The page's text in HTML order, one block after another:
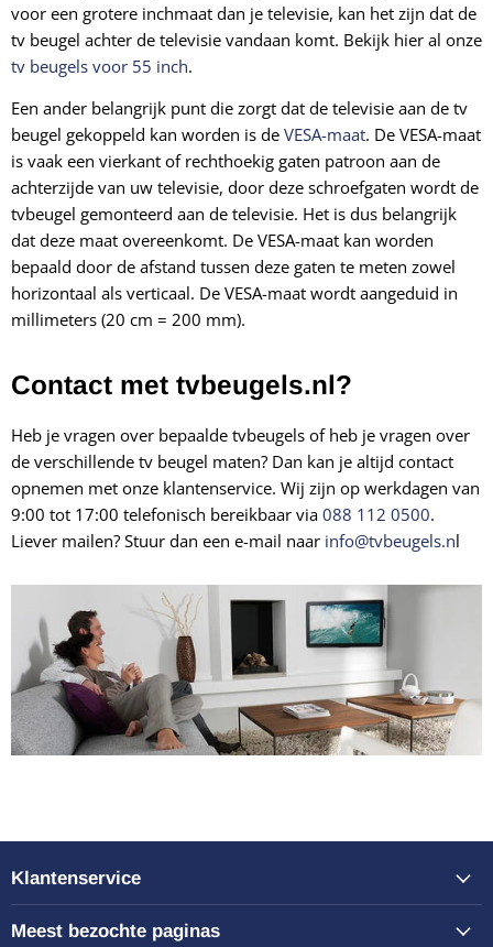
voor een grotere inchmaat dan je televisie, kan het zijn dat de
tv beugel achter de televisie vandaan komt. Bekijk hier al onze
tv beugels voor 55 inch.
Een ander belangrijk punt die zorgt dat de televisie aan de tv
beugel gekoppeld kan worden is de VESA-maat. De VESA-maat
is vaak een vierkant of rechthoekig gaten patroon aan de
achterzijde van uw televisie, door deze schroefgaten wordt de
tvbeugel gemonteerd aan de televisie. Het is dus belangrijk
dat deze maat overeenkomt. De VESA-maat kan worden
bepaald door de afstand tussen deze gaten te meten zowel
horizontaal als verticaal. De VESA-maat wordt aangeduid in
millimeters (20 cm = 200 mm).
Contact met tvbeugels.nl?
Heb je vragen over bepaalde tvbeugels of heb je vragen over
de verschillende tv beugel maten? Dan kan je altijd contact
opnemen met onze klantenservice. Wij zijn op werkdagen van
9:00 tot 17:00 telefonisch bereikbaar via 088 112 0500.
Liever mailen? Stuur dan een e-mail naar info@tvbeugels.nl
Klantenservice
Meest bezochte paginas